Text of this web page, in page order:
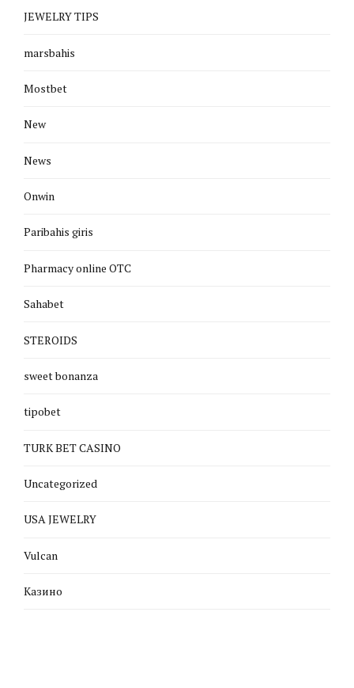
JEWELRY TIPS
marsbahis
Mostbet
New
News
Onwin
Paribahis giris
Pharmacy online OTC
Sahabet
STEROIDS
sweet bonanza
tipobet
TURK BET CASINO
Uncategorized
USA JEWELRY
Vulcan
Казино